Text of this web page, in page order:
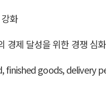
화
경제 달성을 위한 경쟁 심화
goods, delivery